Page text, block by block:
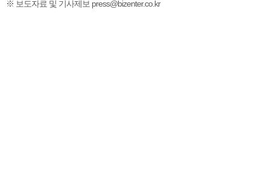
※ 보도자료 및 기사제보 press@bizenter.co.kr